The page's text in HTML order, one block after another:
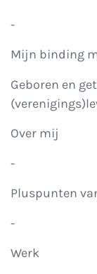
-
Mijn binding
Geboren en
Over mij
-
Pluspunten
-
Werk